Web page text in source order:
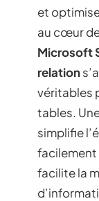
et
au cœur
Microsoft
relation
véritables
tables.
simplifie
facilement
facilite la